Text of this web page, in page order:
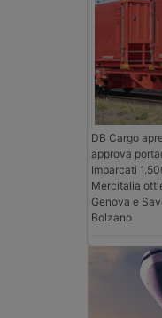
DB Cargo
approva
Imbarcati
Mercitalia
Genova e
Bolzano